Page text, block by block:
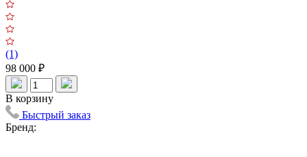
(1)
98 000 ₽
В корзину
Быстрый заказ
Бренд: